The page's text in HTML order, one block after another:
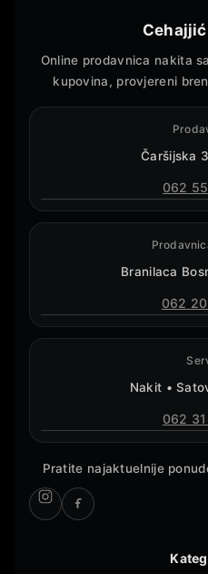
Online prodavnica nakita
kupovina, provjereni
Čaršijska
062
Branilaca
062
Nakit •
062
Pratite najaktuelnije